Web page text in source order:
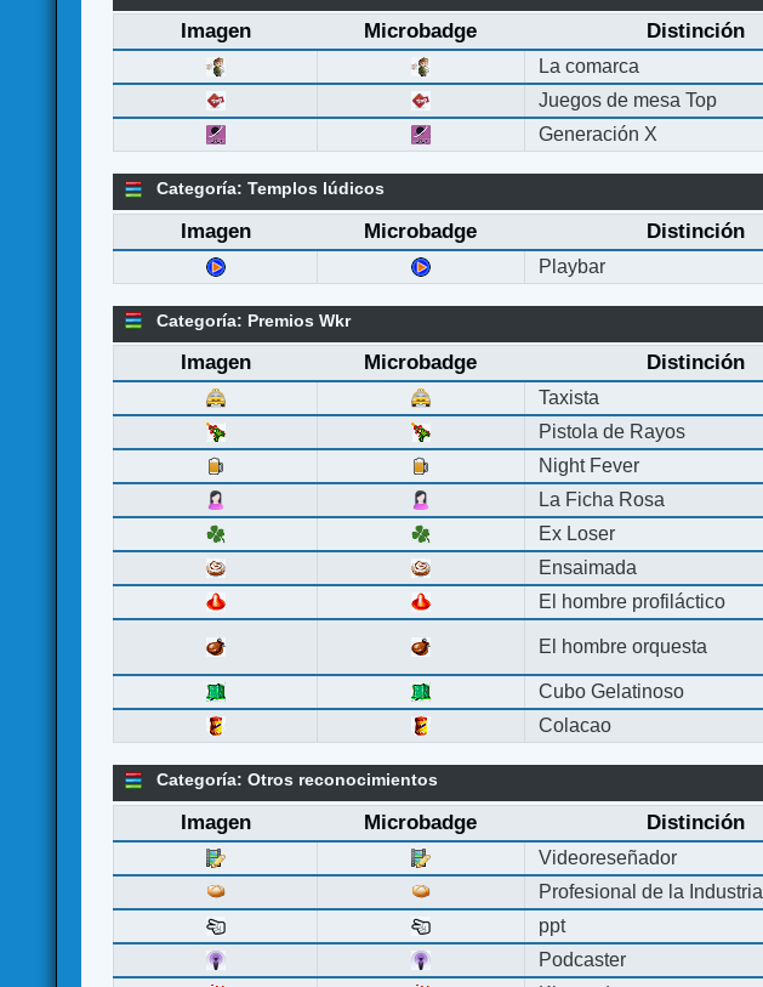
Imagen Microbadge Distinción
La comarca
Juegos de mesa Top
Generación X
Categoría: Templos lúdicos
Imagen Microbadge Distinción
Playbar
Categoría: Premios Wkr
Imagen Microbadge Distinción
Taxista
Pistola de Rayos
Night Fever
La Ficha Rosa
Ex Loser
Ensaimada
El hombre profiláctico
El hombre orquesta
Cubo Gelatinoso
Colacao
Categoría: Otros reconocimientos
Imagen Microbadge Distinción
Videoreseñador
Profesional de la Industria
ppt
Podcaster